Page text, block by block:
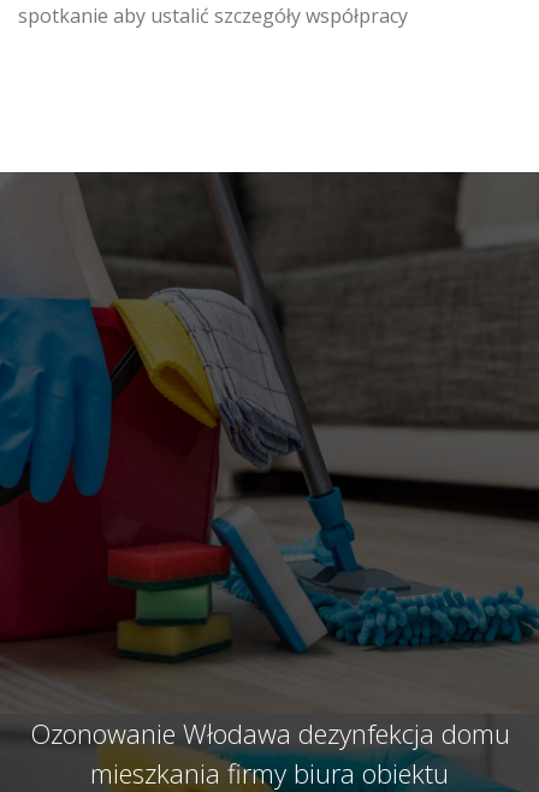
spotkanie aby ustalić szczegóły współpracy
Ozonowanie Włodawa dezynfekcja domu
mieszkania firmy biura obiektu